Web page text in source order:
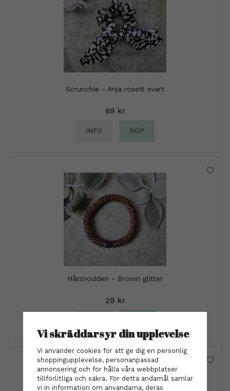
Scrunchie - Anja rosett svart
69 kr
INFO KÖP
Hårsnodden - Brown glitter
29 kr
Vi skräddarsyr din upplevelse
Vi använder cookies för att ge dig en personlig
shoppingupplevelse, personanpassad
annonsering och för hålla våra webbplatser
tillförlitliga och säkra. För detta ändamål samlar
vi in information om användarna, deras